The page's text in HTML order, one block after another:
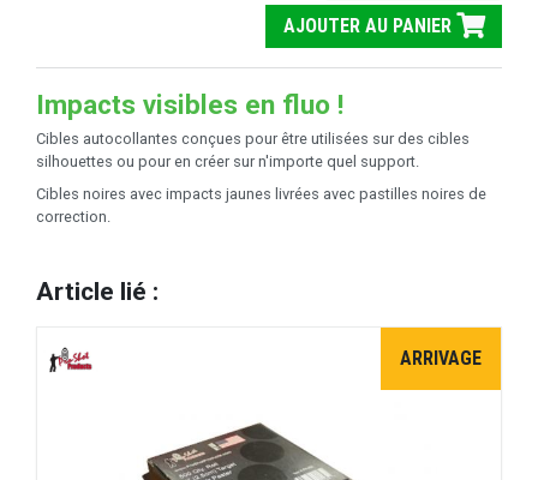
AJOUTER AU PANIER
Impacts visibles en fluo !
Cibles autocollantes conçues pour être utilisées sur des cibles
silhouettes ou pour en créer sur n'importe quel support.
Cibles noires avec impacts jaunes livrées avec pastilles noires de
correction.
Article lié :
ARRIVAGE